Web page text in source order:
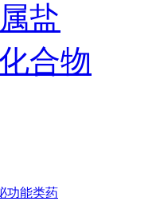
盐
合物
功能类药